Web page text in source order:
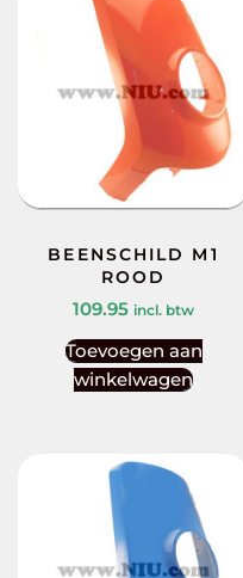
BEENSCHILD M1
ROOD
109.95 incl. btw
Toevoegen aan
winkelwagen